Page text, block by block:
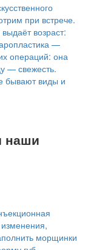
при встрече.
возраст:
—
операций: она
— свежесть.
бывают виды и
наши
морщинки